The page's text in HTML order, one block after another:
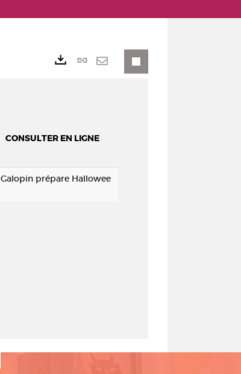
Lien
CONSULTER EN LIGNE
Galopin prépare Hallowee